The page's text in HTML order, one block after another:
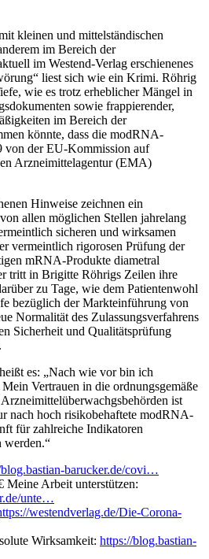
kleinen und mittelständischen
im Bereich der
im Westend-Verlag erschienenes
liest sich wie ein Krimi. Röhrig
wie es trotz erheblicher Mängel in
sowie frappierender,
im Bereich der
könnte, dass die modRNA-
von der EU-Kommission auf
Arzneimittelagentur (EMA)
Hinweise zeichnen ein
allen möglichen Stellen jahrelang
sicheren und wirksamen
vermeintlich rigorosen Prüfung der
mRNA-Produkte diametral
tritt in Brigitte Röhrigs Zeilen ihre
zu Tage, wie dem Patientenwohl
bezüglich der Markteinführung von
Normalität des Zulassungsverfahrens
Sicherheit und Qualitätsprüfung
es: „Nach wie vor bin ich
Vertrauen in die ordnungsgemäße
ist
nach hoch risikobehaftete modRNA-
für zahlreiche Indikatoren
werden.“
barucker.de/covi…
Meine Arbeit unterstützen:
unte…
westendverlag.de/Die-Corona-
Wirksamkeit: https://blog.bastian-